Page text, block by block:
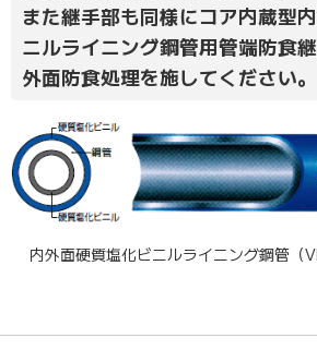
また継手部も同様にコア内蔵型
ニルライニング鋼管用管端防食
外面防食処理を施してください。
内外面硬質塩化ビニルライニング鋼管（